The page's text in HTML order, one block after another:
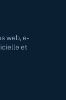
web, e-
et